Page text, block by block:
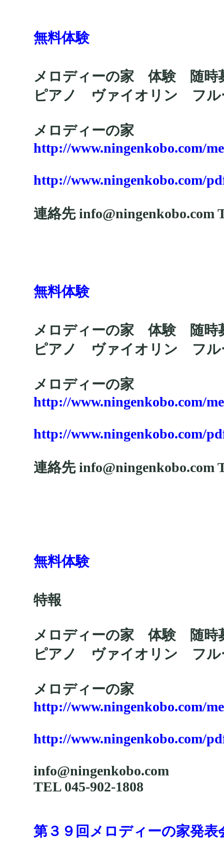
無料体験
メロディーの家 体験 随時
ピアノ ヴァイオリン フ
メロディーの家
http://www.ningenkobo.com/
http://www.ningenkobo.com/
連絡先 info@ningenkobo.com
無料体験
メロディーの家 体験 随時
ピアノ ヴァイオリン フ
メロディーの家
http://www.ningenkobo.com/
http://www.ningenkobo.com/
連絡先 info@ningenkobo.com
無料体験
特報
メロディーの家 体験 随時
ピアノ ヴァイオリン フ
メロディーの家
http://www.ningenkobo.com/
http://www.ningenkobo.com/
info@ningenkobo.com
TEL 045-902-1808
第３９回メロディーの家発表